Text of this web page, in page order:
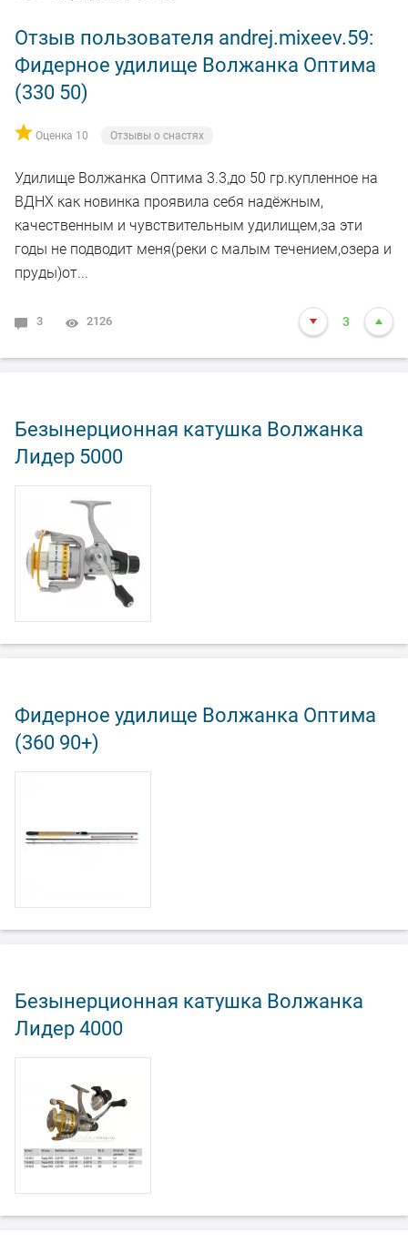
Отзыв пользователя andrej.mixeev.59:
Фидерное удилище Волжанка Оптима
(330 50)
Оценка 10 Отзывы о снастях
Удилище Волжанка Оптима 3.3,до 50 гр.купленное на
ВДНХ как новинка проявила себя надёжным,
качественным и чувствительным удилищем,за эти
годы не подводит меня(реки с малым течением,озера и
пруды)от...
3 2126 3
Безынерционная катушка Волжанка
Лидер 5000
Фидерное удилище Волжанка Оптима
(360 90+)
Безынерционная катушка Волжанка
Лидер 4000